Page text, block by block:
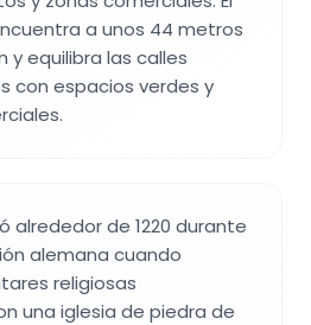
a unos 44 metros
y equilibra las calles
con espacios verdes y
alrededor de 1220 durante
alemana cuando
religiosas
una iglesia de piedra de